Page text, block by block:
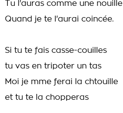
Tu l'auras comme une nouille
Quand je te l'aurai coincée.
Si tu te fais casse-couilles
tu vas en tripoter un tas
Moi je mme ferai la chtouille
et tu te la chopperas